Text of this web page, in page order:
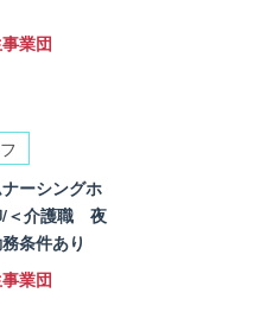
業団
ーシングホ
/＜介護職 夜
条件あり
業団